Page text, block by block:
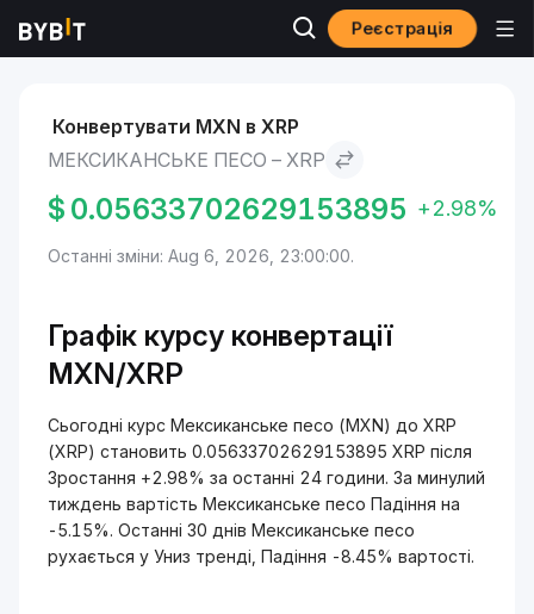
Реєстрація
Ринки Мексиканське песо to XRP
Конвертувати MXN в XRP
МЕКСИКАНСЬКЕ ПЕСО – XRP
$ 0.05633702629153895 +2.98%
Останні зміни: Aug 6, 2026, 23:00:00.
Графік курсу конвертації
MXN/XRP
Сьогодні курс Мексиканське песо (MXN) до XRP
(XRP) становить 0.05633702629153895 XRP після
Зростання +2.98% за останні 24 години. За минулий
тиждень вартість Мексиканське песо Падіння на
-5.15%. Останні 30 днів Мексиканське песо
рухається у Униз тренді, Падіння -8.45% вартості.